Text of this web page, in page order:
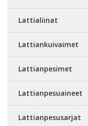
Lattialiinat
Lattiankuivaimet
Lattianpesimet
Lattianpesuaineet
Lattianpesusarjat